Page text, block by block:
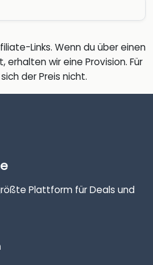
Links. Wenn du über einen
erhalten wir eine Provision. Für
der Preis nicht.
Plattform für Deals und